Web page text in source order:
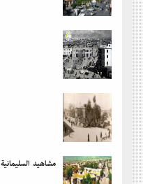
مشاهید السلیمانیة